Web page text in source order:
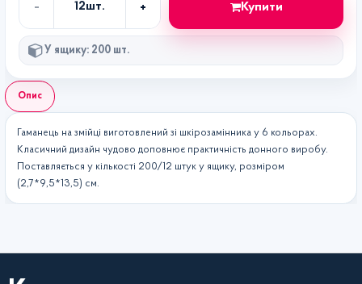
Опис
Гаманець на змійці виготовлений зі шкірозамінника у 6 кольорах.
Класичний дизайн чудово доповнює практичність донного виробу.
Поставляється у кількості 200/12 штук у ящику, розміром
(2,7*9,5*13,5) см.
- 12шт. + Купити
У ящику: 200 шт.